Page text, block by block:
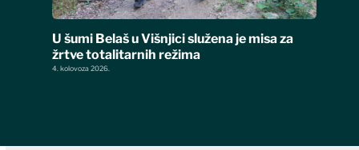
U šumi Belaš u Višnjici služena je misa za
žrtve totalitarnih režima
4. kolovoza 2026.